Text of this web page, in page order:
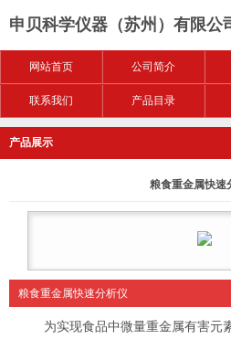
申贝科学仪器（苏州）有限公
网站首页 公司简介
联系我们 产品目录
产品展示
粮食重金属快速
粮食重金属快速分析仪
为实现食品中微量重金属有害元素